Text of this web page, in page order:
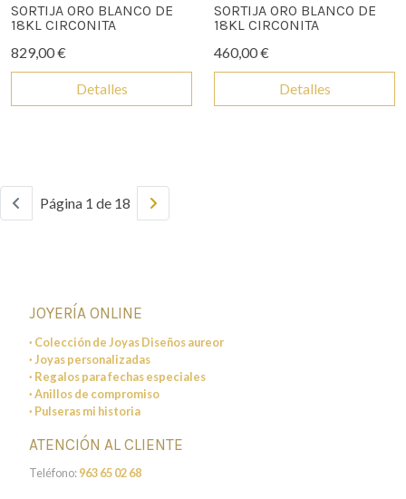
SORTIJA ORO BLANCO DE
18KL CIRCONITA
829,00 €
Detalles
SORTIJA ORO BLANCO DE
18KL CIRCONITA
460,00 €
Detalles
Página 1 de 18
JOYERÍA ONLINE
· Colección de Joyas Diseños aureor
· Joyas personalizadas
· Regalos para fechas especiales
· Anillos de compromiso
· Pulseras mi historia
ATENCIÓN AL CLIENTE
Teléfono:963 65 02 68